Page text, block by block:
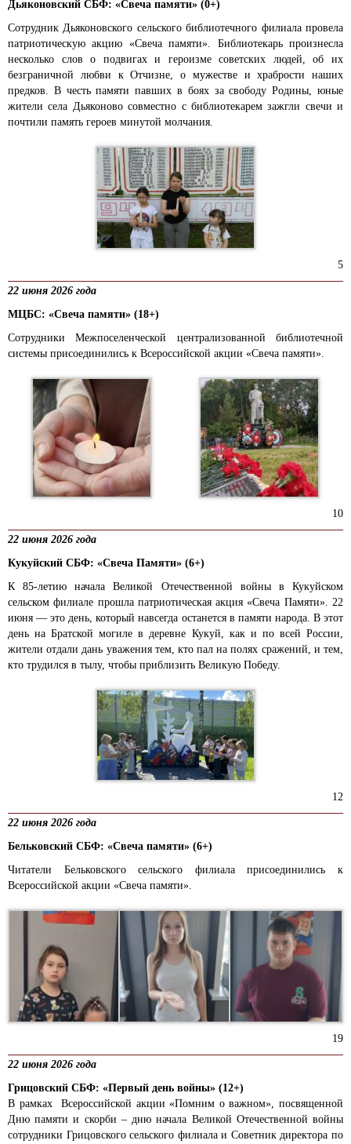
Дьяконовский СБФ: «Свеча памяти» (0+)
Сотрудник Дьяконовского сельского библиотечного филиала провела
патриотическую акцию «Свеча памяти». Библиотекарь произнесла
несколько слов о подвигах и героизме советских людей, об их
безграничной любви к Отчизне, о мужестве и храбрости наших
предков. В честь памяти павших в боях за свободу Родины, юные
жители села Дьяконово совместно с библиотекарем зажгли свечи и
почтили память героев минутой молчания.
5
22 июня 2026 года
МЦБС: «Свеча памяти» (18+)
Сотрудники Межпоселенческой централизованной библиотечной
системы присоединились к Всероссийской акции «Свеча памяти».
10
22 июня 2026 года
Кукуйский СБФ: «Свеча Памяти» (6+)
К 85-летию начала Великой Отечественной войны в Кукуйском
сельском филиале прошла патриотическая акция «Свеча Памяти». 22
июня — это день, который навсегда останется в памяти народа. В этот
день на Братской могиле в деревне Кукуй, как и по всей России,
жители отдали дань уважения тем, кто пал на полях сражений, и тем,
кто трудился в тылу, чтобы приблизить Великую Победу.
12
22 июня 2026 года
Бельковский СБФ: «Свеча памяти» (6+)
Читатели Бельковского сельского филиала присоединились к
Всероссийской акции «Свеча памяти».
19
22 июня 2026 года
Грицовский СБФ: «Первый день войны» (12+)
В рамках Всероссийской акции «Помним о важном», посвященной
Дню памяти и скорби – дню начала Великой Отечественной войны
сотрудники Грицовского сельского филиала и Советник директора по